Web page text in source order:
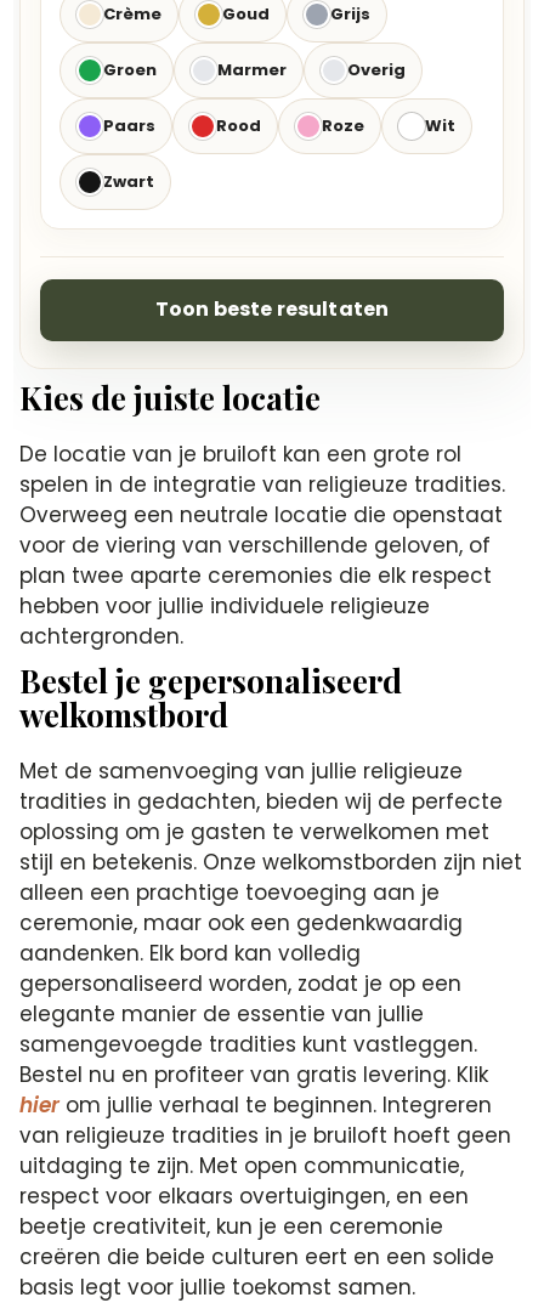
Crème Goud Grijs
Groen Marmer Overig
Paars Rood Roze Wit
Zwart
Toon beste resultaten
Kies de juiste locatie
De locatie van je bruiloft kan een grote rol
spelen in de integratie van religieuze tradities.
Overweeg een neutrale locatie die openstaat
voor de viering van verschillende geloven, of
plan twee aparte ceremonies die elk respect
hebben voor jullie individuele religieuze
achtergronden.
Bestel je gepersonaliseerd
welkomstbord
Met de samenvoeging van jullie religieuze
tradities in gedachten, bieden wij de perfecte
oplossing om je gasten te verwelkomen met
stijl en betekenis. Onze welkomstborden zijn niet
alleen een prachtige toevoeging aan je
ceremonie, maar ook een gedenkwaardig
aandenken. Elk bord kan volledig
gepersonaliseerd worden, zodat je op een
elegante manier de essentie van jullie
samengevoegde tradities kunt vastleggen.
Bestel nu en profiteer van gratis levering. Klik
hierom jullie verhaal te beginnen. Integreren
van religieuze tradities in je bruiloft hoeft geen
uitdaging te zijn. Met open communicatie,
respect voor elkaars overtuigingen, en een
beetje creativiteit, kun je een ceremonie
creëren die beide culturen eert en een solide
basis legt voor jullie toekomst samen.